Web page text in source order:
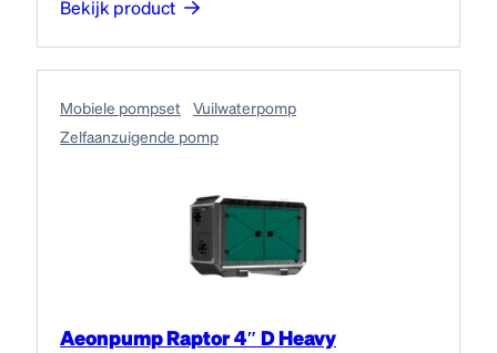
Bekijk product
Mobiele pompset
Vuilwaterpomp
Zelfaanzuigende pomp
Aeonpump Raptor 4″ D Heavy